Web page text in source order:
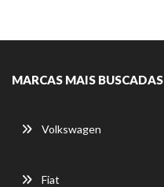
MARCAS MAIS BUSCADAS
Volkswagen
Fiat